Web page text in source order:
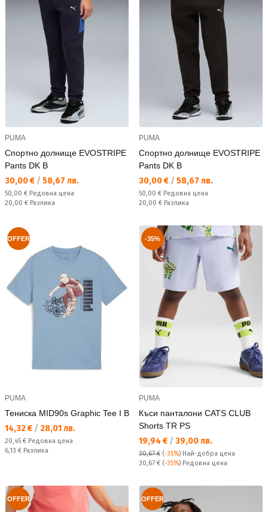
PUMA
Спортно долнище EVOSTRIPE
Pants DK B
Текуща цена:
30,00 € / 58,67 лв.
Редовна цена:
50,00 € Редовна цена
Спестявате:
20,00 € Разлика
PUMA
Спортно долнище EVOSTRIPE
Pants DK B
Текуща цена:
30,00 € / 58,67 лв.
Редовна цена:
50,00 € Редовна цена
Спестявате:
20,00 € Разлика
OFFER
PUMA
Тениска MID90s Graphic Tee I B
Текуща цена:
14,32 € / 28,01 лв.
Редовна цена:
20,45 € Редовна цена
Спестявате:
6,13 € Разлика
-35%
PUMA
Къси панталони CATS CLUB
Shorts TR PS
Текуща цена:
19,94 € / 39,00 лв.
30,67 € (-35%) Най-добра цена
Редовна цена:
30,67 € (-35%) Редовна цена
OFFER OFFER